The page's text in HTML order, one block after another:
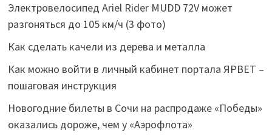
Электровелосипед Ariel Rider MUDD 72V может
разгоняться до 105 км/ч (3 фото)
Как сделать качели из дерева и металла
Как можно войти в личный кабинет портала ЯРВЕТ –
пошаговая инструкция
Новогодние билеты в Сочи на распродаже «Победы»
оказались дороже, чем у «Аэрофлота»